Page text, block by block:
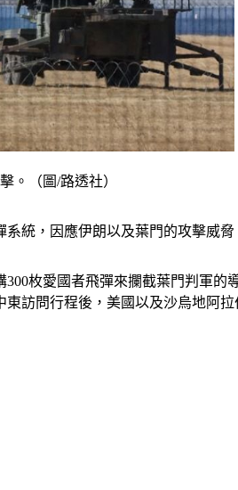
。（圖/路透社）
統，因應伊朗以及葉門的攻擊威脅
枚愛國者飛彈來攔截葉門判軍
訪問行程後，美國以及沙烏地阿